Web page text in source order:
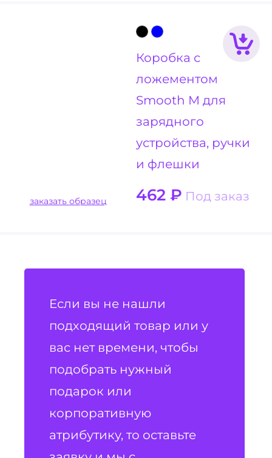
Коробка с
ложементом
Smooth M для
зарядного
устройства, ручки
и флешки
462 ₽ Под заказ
заказать образец
Если вы не нашли
подходящий товар или у
вас нет времени, чтобы
подобрать нужный
подарок или
корпоративную
атрибутику, то оставьте